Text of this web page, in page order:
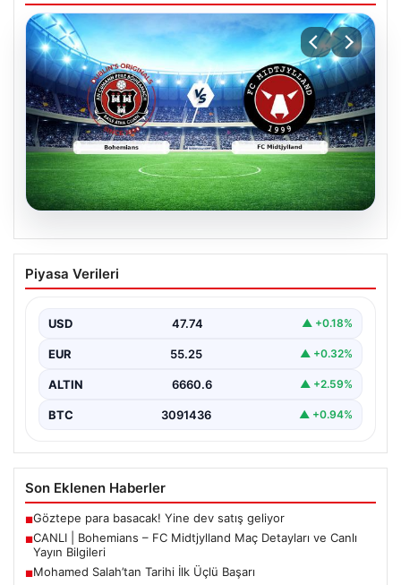
CANLI | Bohemians – FC Midtjylland
Maç Detayları ve Canlı Yayın Bilgileri
Ağustos 2026 tarihinde Dublin’deki Dalymount…
Piyasa Verileri
USD 47.74 ▲ +0.18%
EUR 55.25 ▲ +0.32%
ALTIN 6660.6 ▲ +2.59%
BTC 3091436 ▲ +0.94%
Son Eklenen Haberler
■Göztepe para basacak! Yine dev satış geliyor
■CANLI | Bohemians – FC Midtjylland Maç Detayları ve Canlı
Yayın Bilgileri
■Mohamed Salah’tan Tarihi İlk Üçlü Başarı